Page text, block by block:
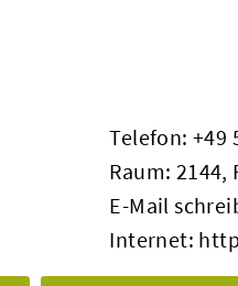
Telefon: +49
Raum: 2144,
E-Mail
Internet: